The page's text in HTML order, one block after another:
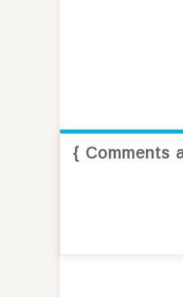
{ Comments